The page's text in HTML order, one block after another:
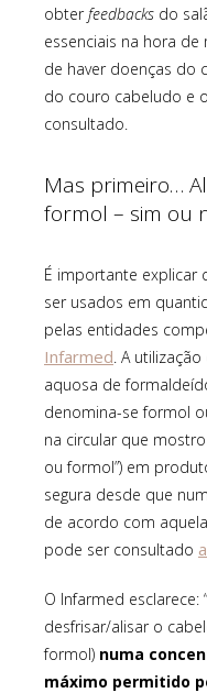
obterfeedbacks do
essenciais na hora
de haver doenças do
do couro cabeludo e
consultado.
Mas primeiro…
formol – sim ou
É importante explicar
ser usados em
pelas entidades
Infarmed . A
aquosa de
denomina-se formol
na circular que
ou formol”) em
segura desde que
de acordo com
pode ser consultado
O Infarmed
desfrisar/alisar o
formol) numa
máximo permitido